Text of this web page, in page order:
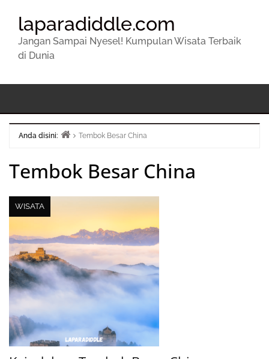
laparadiddle.com
Jangan Sampai Nyesel! Kumpulan Wisata Terbaik
di Dunia
Anda disini:
Tembok Besar China
Tembok Besar China
WISATA